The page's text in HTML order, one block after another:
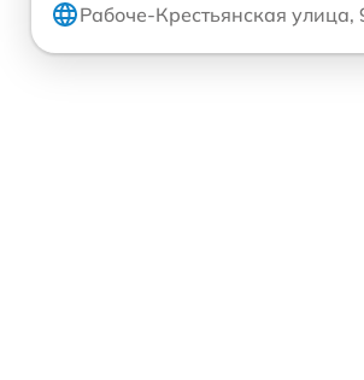
Рабоче-Крестьянская улица,